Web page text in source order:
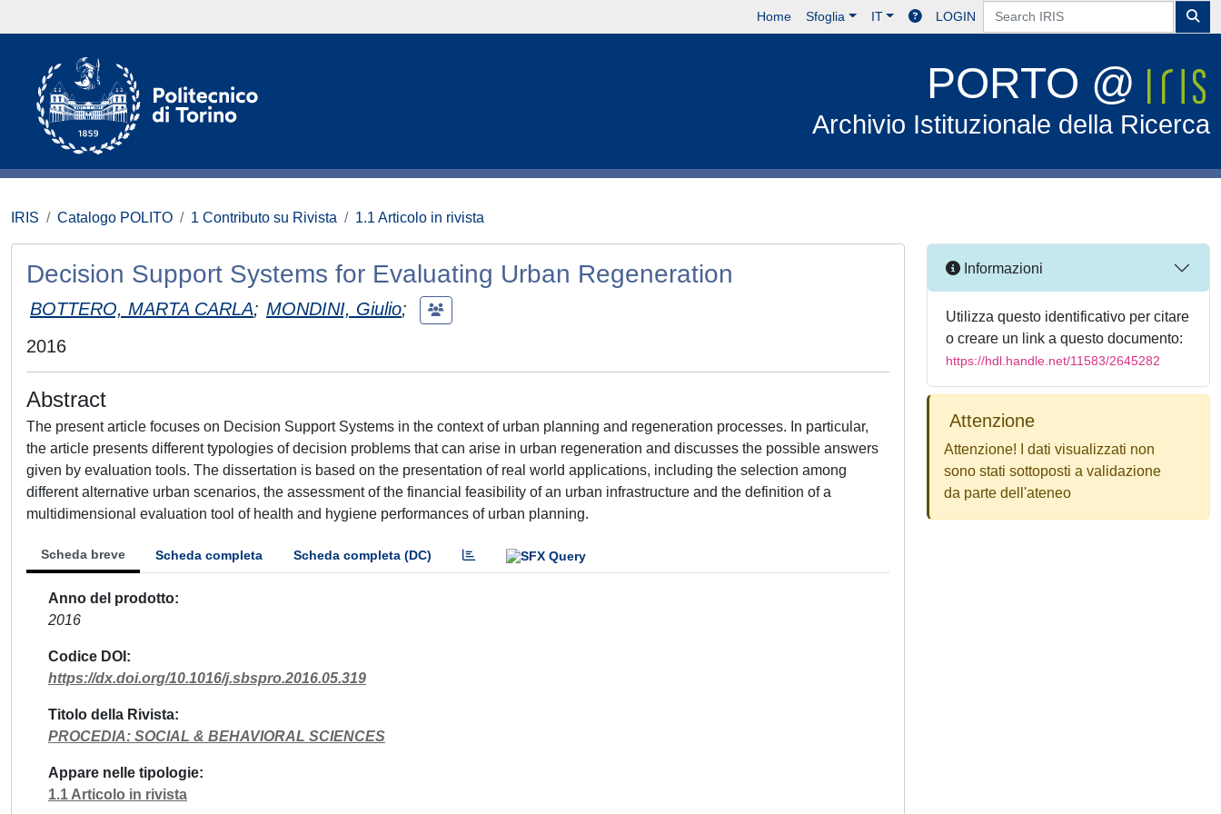
Home Sfoglia IT LOGIN
PORTO @
Archivio Istituzionale della Ricerca
IRIS Catalogo POLITO 1 Contributo su Rivista 1.1 Articolo in rivista
Decision Support Systems for Evaluating Urban Regeneration
BOTTERO, MARTA CARLA; MONDINI, Giulio;
2016
Abstract
The present article focuses on Decision Support Systems in the context of urban planning and regeneration processes. In particular,
the article presents different typologies of decision problems that can arise in urban regeneration and discusses the possible answers
given by evaluation tools. The dissertation is based on the presentation of real world applications, including the selection among
different alternative urban scenarios, the assessment of the financial feasibility of an urban infrastructure and the definition of a
multidimensional evaluation tool of health and hygiene performances of urban planning.
Scheda breve Scheda completa Scheda completa (DC)
Anno del prodotto
2016
Codice DOI
https://dx.doi.org/10.1016/j.sbspro.2016.05.319
Titolo della Rivista
PROCEDIA: SOCIAL & BEHAVIORAL SCIENCES
Appare nelle tipologie
1.1 Articolo in rivista
Informazioni
Utilizza questo identificativo per citare
o creare un link a questo documento:
https://hdl.handle.net/11583/2645282
Attenzione
Attenzione! I dati visualizzati non
sono stati sottoposti a validazione
da parte dell'ateneo